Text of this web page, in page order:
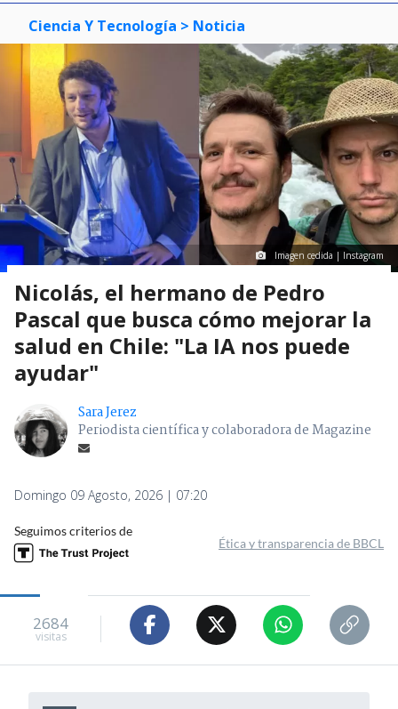
Ciencia Y Tecnología > Noticia
Imagen cedida | Instagram
Nicolás, el hermano de Pedro
Pascal que busca cómo mejorar la
salud en Chile: "La IA nos puede
ayudar"
Sara Jerez
Periodista científica y colaboradora de Magazine
Domingo 09 Agosto, 2026 | 07:20
Seguimos criterios de
Ética y transparencia de BBCL
2684
visitas